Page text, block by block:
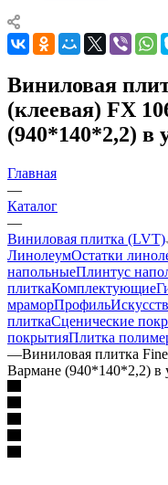
Виниловая
(клеевая) FX
(940*140*2,2) в
Главная
—
Каталог
—
Виниловая плитка (LVT)
ЛинолеумОстатки
напольныеПлинтус
плиткаКомплектующие
мраморПрофиль
плиткаСценические
покрытияПлитка
—Виниловая плитка
Вармане (940*140*2,2) в